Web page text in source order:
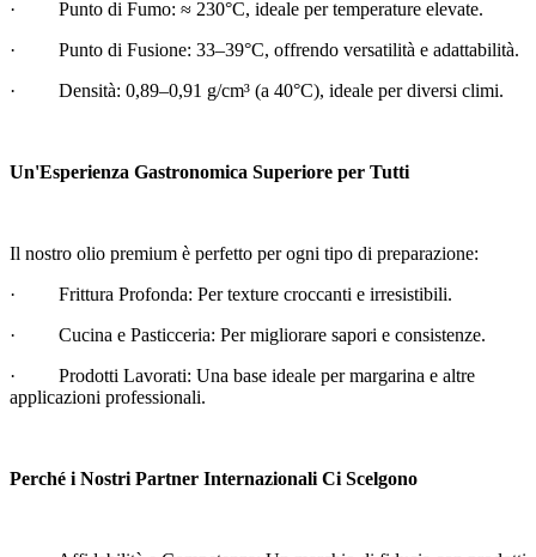
· Punto di Fumo: ≈ 230°C, ideale per temperature elevate.
· Punto di Fusione: 33–39°C, offrendo versatilità e adattabilità.
· Densità: 0,89–0,91 g/cm³ (a 40°C), ideale per diversi climi.
Un'Esperienza Gastronomica Superiore per Tutti
Il nostro olio premium è perfetto per ogni tipo di preparazione:
· Frittura Profonda: Per texture croccanti e irresistibili.
· Cucina e Pasticceria: Per migliorare sapori e consistenze.
· Prodotti Lavorati: Una base ideale per margarina e altre
applicazioni professionali.
Perché i Nostri Partner Internazionali Ci Scelgono